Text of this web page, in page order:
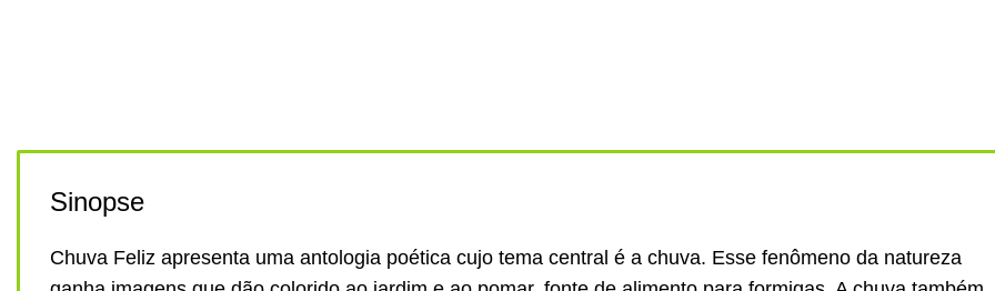
Sinopse
Chuva Feliz apresenta uma antologia poética cujo tema central é a chuva. Esse fenômeno da natureza